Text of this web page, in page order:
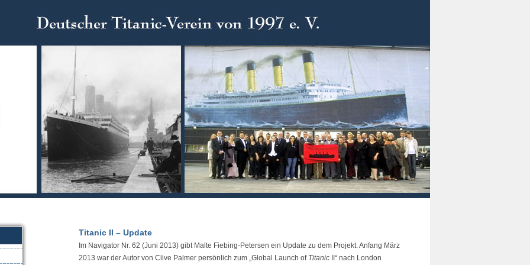
Titanic II – Update
Im Navigator Nr. 62 (Juni 2013) gibt Malte Fiebing-Petersen ein Update zu dem Projekt. Anfang März
2013 war der Autor von Clive Palmer persönlich zum „Global Launch of TitanicII“ nach London